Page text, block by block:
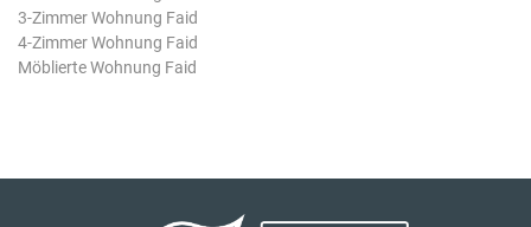
3-Zimmer Wohnung Faid
4-Zimmer Wohnung Faid
Möblierte Wohnung Faid